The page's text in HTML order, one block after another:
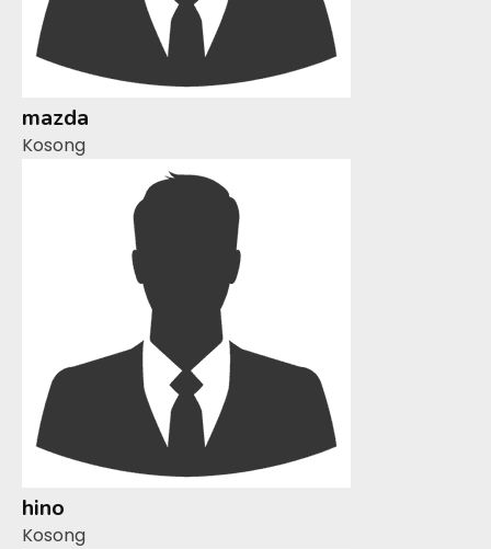
mazda
Kosong
hino
Kosong